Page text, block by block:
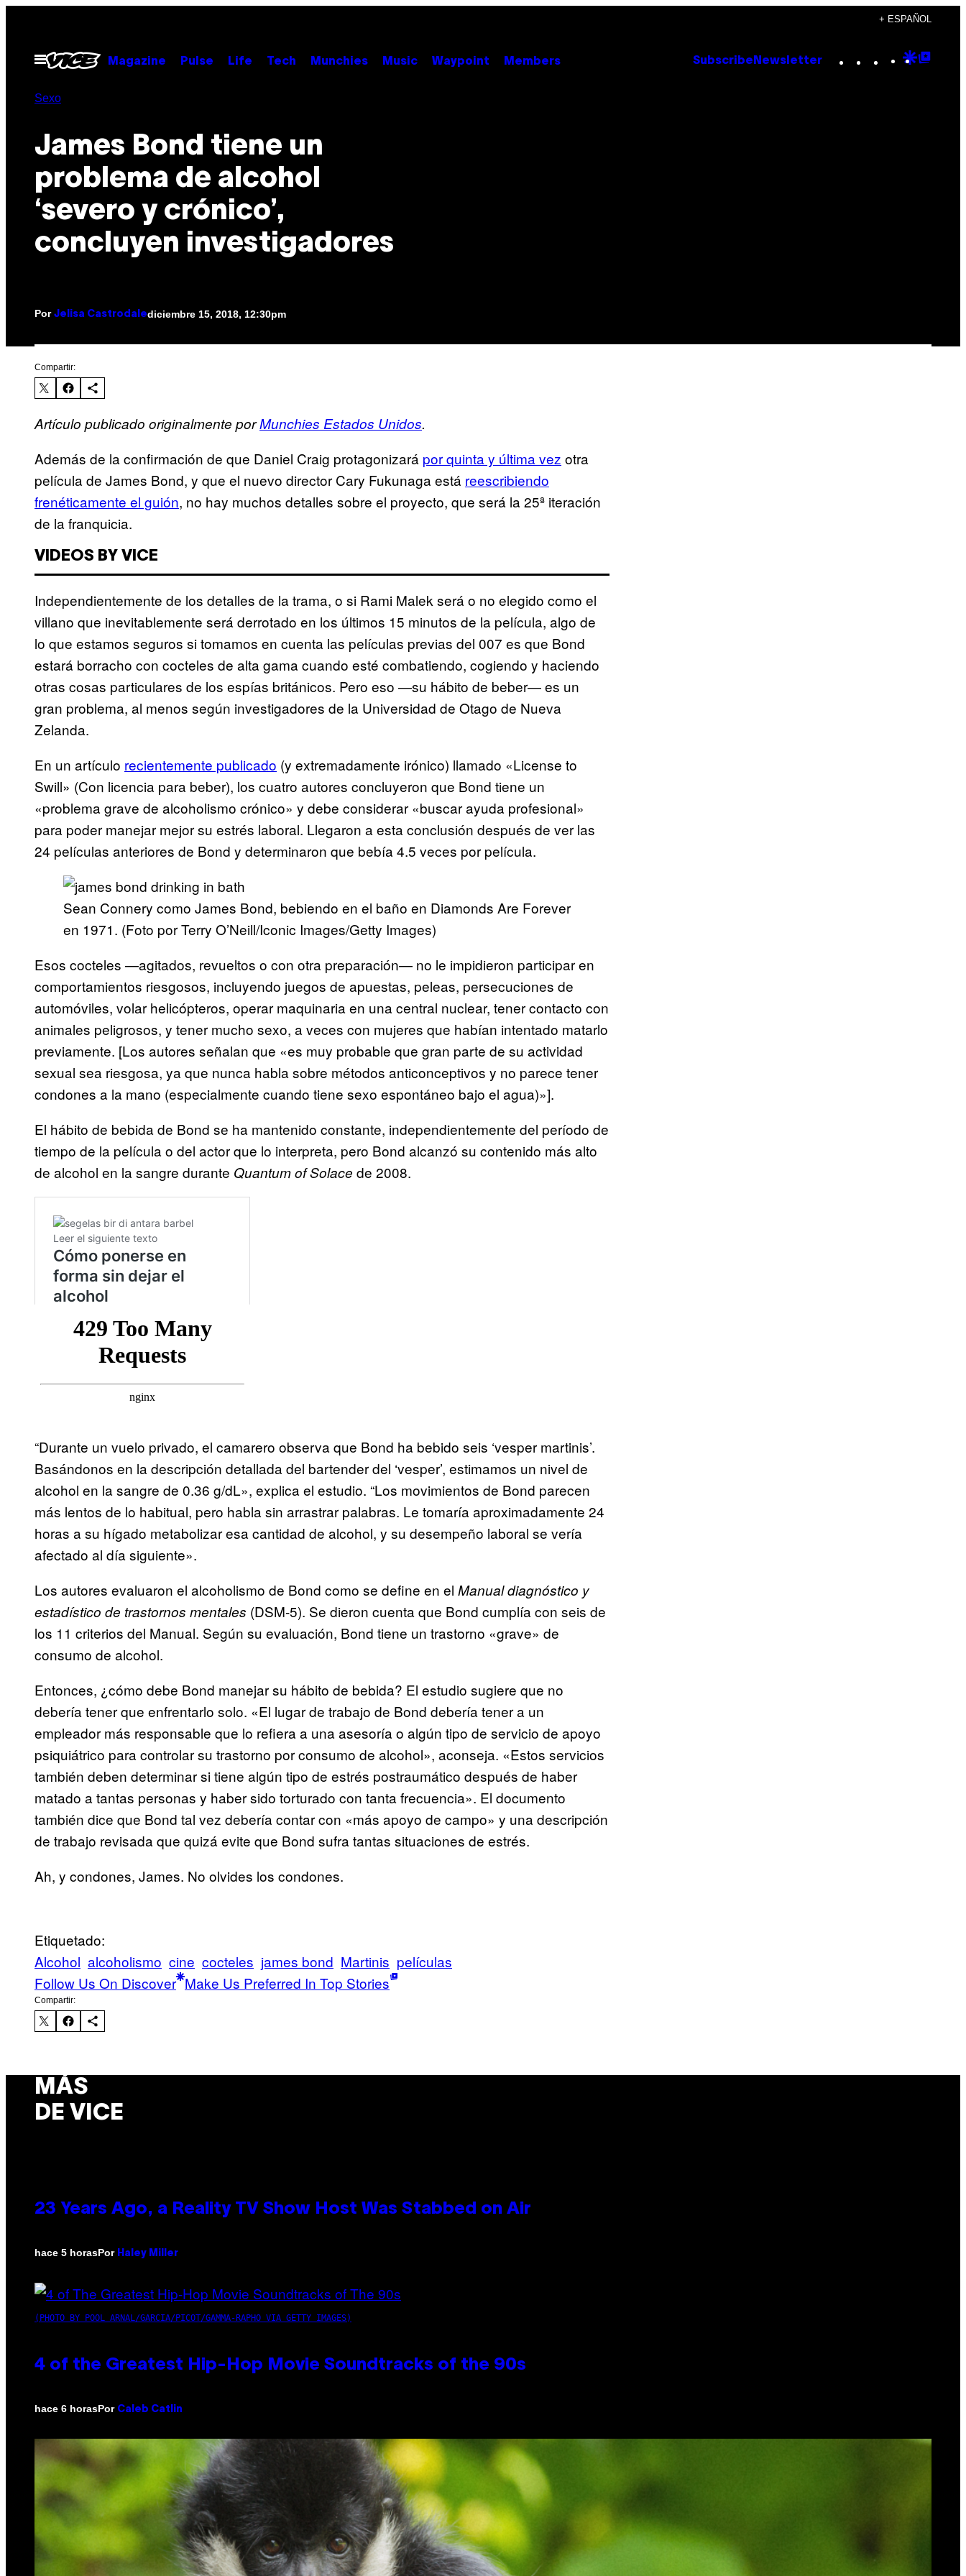
contenido
+ ESPAÑOL
Abrir
Menú
Magazine Pulse Life Tech Munchies Music Waypoint Members Subscribe Newsletter Instagram
TikTok
YouTube
Google
Sexo
James Bond tiene un
problema de alcohol
‘severo y crónico’,
concluyen investigadores
Por Jelisa Castrodalediciembre 15, 2018, 12:30pm
Compartir:
Artículo publicado originalmente porMunchies Estados Unidos.
Además de la confirmación de que Daniel Craig protagonizará por quinta y última vez otra
película de James Bond, y que el nuevo director Cary Fukunaga está reescribiendo
frenéticamente el guión, no hay muchos detalles sobre el proyecto, que será la 25ª iteración
de la franquicia.
VIDEOS BY VICE
Independientemente de los detalles de la trama, o si Rami Malek será o no elegido como el
villano que inevitablemente será derrotado en los últimos 15 minutos de la película, algo de
lo que estamos seguros si tomamos en cuenta las películas previas del 007 es que Bond
estará borracho con cocteles de alta gama cuando esté combatiendo, cogiendo y haciendo
otras cosas particulares de los espías británicos. Pero eso —su hábito de beber— es un
gran problema, al menos según investigadores de la Universidad de Otago de Nueva
Zelanda.
En un artículo recientemente publicado (y extremadamente irónico) llamado «License to
Swill» (Con licencia para beber), los cuatro autores concluyeron que Bond tiene un
«problema grave de alcoholismo crónico» y debe considerar «buscar ayuda profesional»
para poder manejar mejor su estrés laboral. Llegaron a esta conclusión después de ver las
24 películas anteriores de Bond y determinaron que bebía 4.5 veces por película.
Sean Connery como James Bond, bebiendo en el baño en Diamonds Are Forever
en 1971. (Foto por Terry O’Neill/Iconic Images/Getty Images)
Esos cocteles —agitados, revueltos o con otra preparación— no le impidieron participar en
comportamientos riesgosos, incluyendo juegos de apuestas, peleas, persecuciones de
automóviles, volar helicópteros, operar maquinaria en una central nuclear, tener contacto con
animales peligrosos, y tener mucho sexo, a veces con mujeres que habían intentado matarlo
previamente. [Los autores señalan que «es muy probable que gran parte de su actividad
sexual sea riesgosa, ya que nunca habla sobre métodos anticonceptivos y no parece tener
condones a la mano (especialmente cuando tiene sexo espontáneo bajo el agua)»].
El hábito de bebida de Bond se ha mantenido constante, independientemente del período de
tiempo de la película o del actor que lo interpreta, pero Bond alcanzó su contenido más alto
de alcohol en la sangre durante Quantum of Solace de 2008.
“Durante un vuelo privado, el camarero observa que Bond ha bebido seis ‘vesper martinis’.
Basándonos en la descripción detallada del bartender del ‘vesper’, estimamos un nivel de
alcohol en la sangre de 0.36 g/dL», explica el estudio. “Los movimientos de Bond parecen
más lentos de lo habitual, pero habla sin arrastrar palabras. Le tomaría aproximadamente 24
horas a su hígado metabolizar esa cantidad de alcohol, y su desempeño laboral se vería
afectado al día siguiente».
Los autores evaluaron el alcoholismo de Bond como se define en el Manual diagnóstico y
estadístico de trastornos mentales (DSM-5). Se dieron cuenta que Bond cumplía con seis de
los 11 criterios del Manual. Según su evaluación, Bond tiene un trastorno «grave» de
consumo de alcohol.
Entonces, ¿cómo debe Bond manejar su hábito de bebida? El estudio sugiere que no
debería tener que enfrentarlo solo. «El lugar de trabajo de Bond debería tener a un
empleador más responsable que lo refiera a una asesoría o algún tipo de servicio de apoyo
psiquiátrico para controlar su trastorno por consumo de alcohol», aconseja. «Estos servicios
también deben determinar si tiene algún tipo de estrés postraumático después de haber
matado a tantas personas y haber sido torturado con tanta frecuencia». El documento
también dice que Bond tal vez debería contar con «más apoyo de campo» y una descripción
de trabajo revisada que quizá evite que Bond sufra tantas situaciones de estrés.
Ah, y condones, James. No olvides los condones.
Etiquetado:
Alcohol alcoholismo cine cocteles james bond Martinis películas
Follow Us On Discover Make Us Preferred In Top Stories
Compartir:
MÁS
DE VICE
23 Years Ago, a Reality TV Show Host Was Stabbed on Air
hace 5 horasPor Haley Miller
(PHOTO BY POOL ARNAL/GARCIA/PICOT/GAMMA-RAPHO VIA GETTY IMAGES)
4 of the Greatest Hip-Hop Movie Soundtracks of the 90s
hace 6 horasPor Caleb Catlin